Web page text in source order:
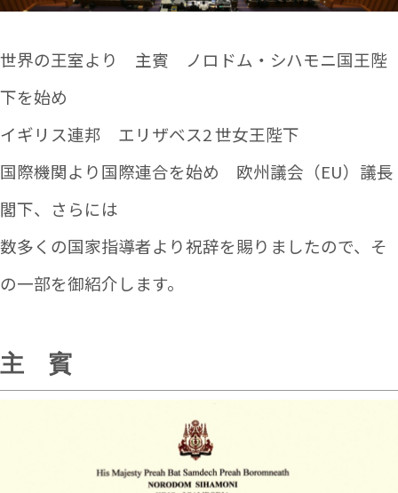
世界の王室より 主賓 ノロドム・シハモニ国王陛
下を始め
イギリス連邦 エリザベス2 世女王陛下
国際機関より国際連合を始め 欧州議会（EU）議長
閣下、さらには
数多くの国家指導者より祝辞を賜りましたので、そ
の一部を御紹介します。
主 賓